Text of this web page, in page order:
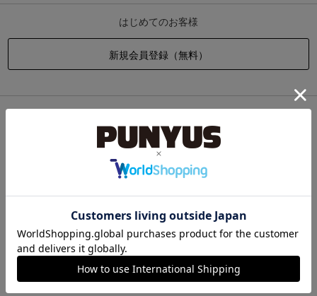
はじめてのお客様
他のサイトIDで新規会員登録をしていただくと次回以降、そのIDで
ログインすることができます。